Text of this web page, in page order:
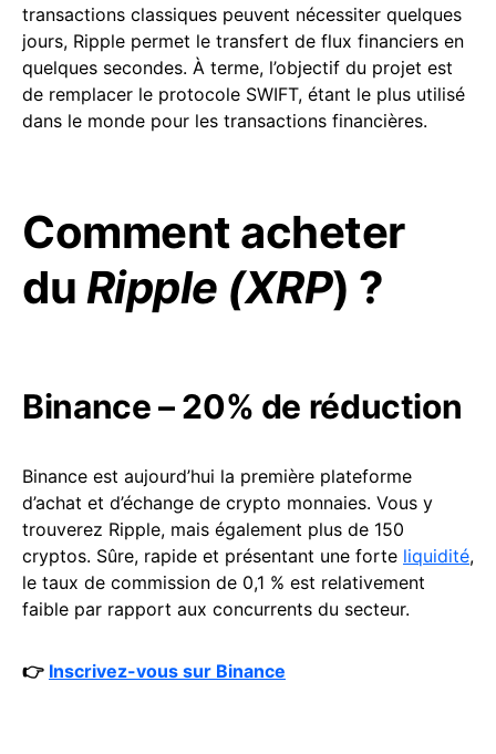
transactions classiques peuvent nécessiter quelques
jours, Ripple permet le transfert de flux financiers en
quelques secondes. À terme, l’objectif du projet est
de remplacer le protocole SWIFT, étant le plus utilisé
dans le monde pour les transactions financières.
Comment acheter
du Ripple (XRP) ?
Binance– 20% de réduction
Binance est aujourd’hui la première plateforme
d’achat et d’échange de crypto monnaies. Vous y
trouverez Ripple, mais également plus de 150
cryptos. Sûre, rapide et présentant une forte liquidité,
le taux de commission de 0,1 % est relativement
faible par rapport aux concurrents du secteur.
👉 Inscrivez-vous sur Binance